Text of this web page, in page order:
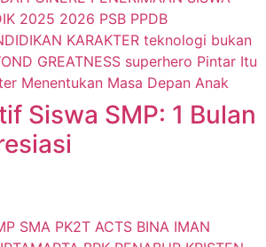
Siswa SMP: 1 Bulan